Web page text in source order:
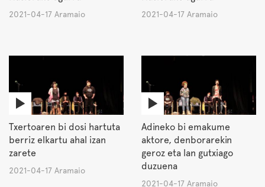
2021-04-17 Aramaio 2021-04-17 Aramaio
Txertoaren bi dosi hartuta
berriz elkartu ahal izan
zarete
2021-04-17 Aramaio
Adineko bi emakume
aktore, denborarekin
geroz eta lan gutxiago
duzuena
2021-04-17 Aramaio